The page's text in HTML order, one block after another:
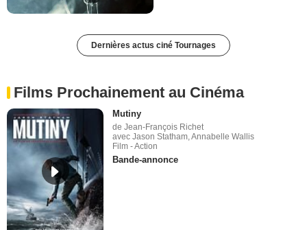
Dernières actus ciné Tournages
Films Prochainement au Cinéma
Mutiny
de Jean-François Richet
avec Jason Statham, Annabelle Wallis
Film - Action
Bande-annonce